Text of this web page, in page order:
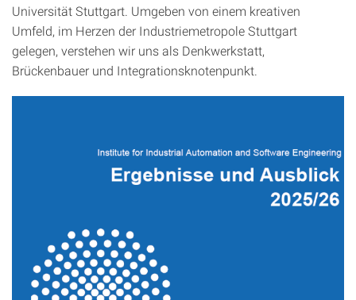
Universität Stuttgart. Umgeben von einem kreativen
Umfeld, im Herzen der Industriemetropole Stuttgart
gelegen, verstehen wir uns als Denkwerkstatt,
Brückenbauer und Integrationsknotenpunkt.